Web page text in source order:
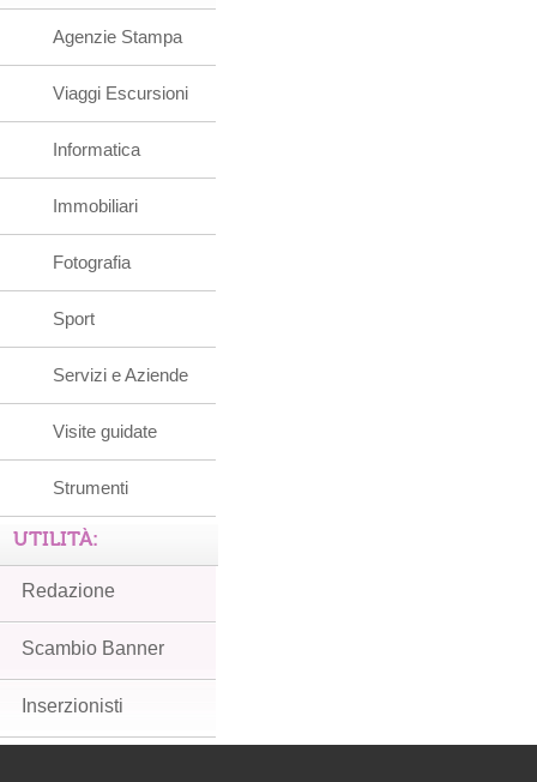
Agenzie Stampa
Viaggi Escursioni
Informatica
Immobiliari
Fotografia
Sport
Servizi e Aziende
Visite guidate
Strumenti
UTILITÀ:
Redazione
Scambio Banner
Inserzionisti